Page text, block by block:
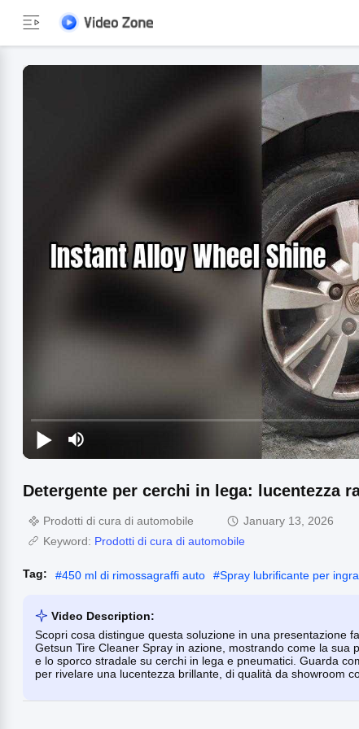
Detergente per cerchi in lega: lucentezza
Prodotti di cura di automobile
January 13, 2026
Keyword: Prodotti di cura di automobile
Tag: #450 ml di rimossagraffi auto #Spray lubrificante per
Video Description:
Scopri cosa distingue questa soluzione in una presentazione
Getsun Tire Cleaner Spray in azione, mostrando come la
e lo sporco stradale su cerchi in lega e pneumatici. Guarda
per rivelare una lucentezza brillante, di qualità da showroom